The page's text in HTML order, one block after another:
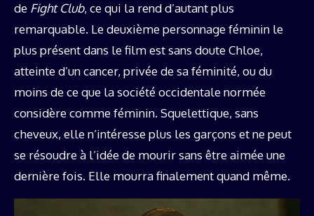
de Fight Club, ce qui la rend d’autant plus
remarquable. Le deuxième personnage féminin le
plus présent dans le film est sans doute Chloe,
atteinte d’un cancer, privée de sa féminité, ou du
moins de ce que la société occidentale normée
considère comme féminin. Squelettique, sans
cheveux, elle n’intéresse plus les garçons et ne peut
se résoudre à l’idée de mourir sans être aimée une
dernière fois. Elle mourra finalement quand même.